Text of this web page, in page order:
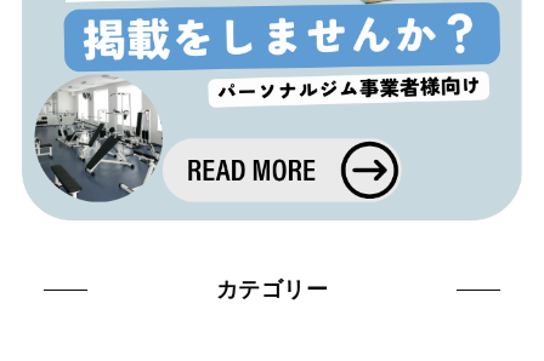
カテゴリー